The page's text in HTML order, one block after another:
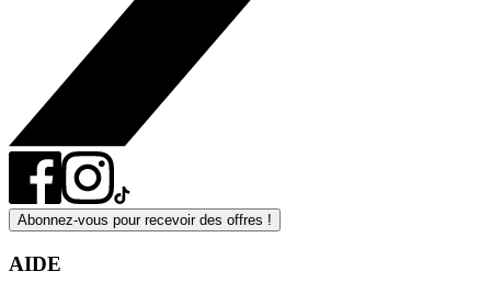
Abonnez-vous pour recevoir des offres !
AIDE